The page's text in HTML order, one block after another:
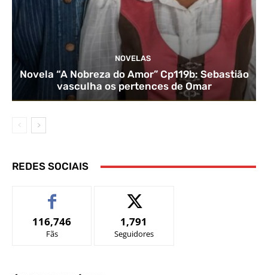
NOVELAS
Novela “A Nobreza do Amor” Cp119b: Sebastião
vasculha os pertences de Omar
REDES SOCIAIS
116,746
Fãs
1,791
Seguidores